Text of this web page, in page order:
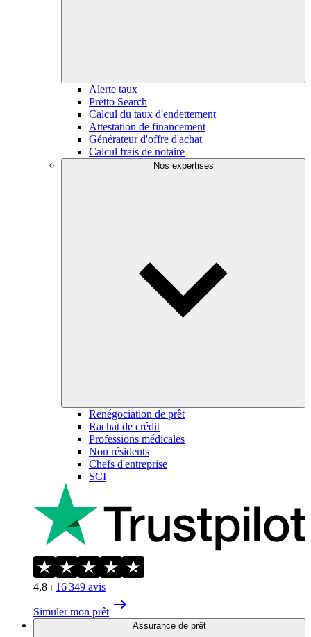
Alerte taux
Pretto Search
Calcul du taux d'endettement
Attestation de financement
Générateur d'offre d'achat
Calcul frais de notaire
Nos expertises
Renégociation de prêt
Rachat de crédit
Professions médicales
Non résidents
Chefs d'entreprise
SCI
4,8 ⏐ 16 349 avis
Simuler mon prêt
Assurance de prêt